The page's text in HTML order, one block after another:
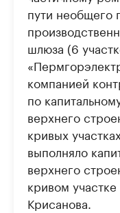
пути необщего
шлюза (6
компанией
по
верхнего
кривых
выполняло
верхнего
кривом
Крисанова.